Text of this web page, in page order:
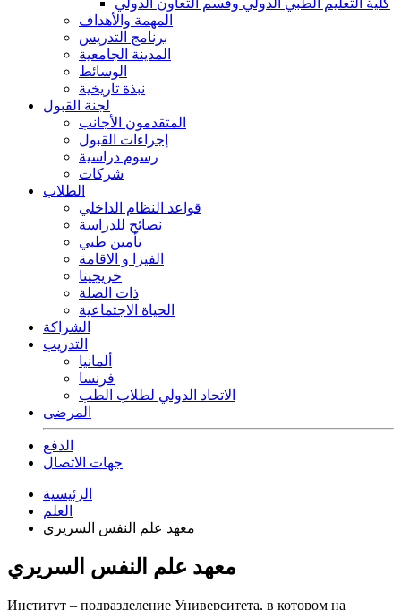
كلية التعليم الطبي الدولي وقسم التعاون الدولي
المهمة والأهداف
برنامج التدريس
المدينة الجامعية
الوسائط
نبذة تاريخية
لجنة القبول
المتقدمون الأجانب
إجراءات القبول
رسوم دراسية
شركات
الطلاب
قواعد النظام الداخلي
نصائح للدراسة
تأمين طبي
الفيزا و الاقامة
خريجينا
ذات الصلة
الحياة الاجتماعية
الشراكة
التدريب
ألمانيا
فرنسا
الاتحاد الدولي لطلاب الطب
المرضى
الدفع
جهات الاتصال
الرئيسية
العلم
معهد علم النفس السريري
معهد علم النفس السريري
Институт – подразделение Университета, в котором на